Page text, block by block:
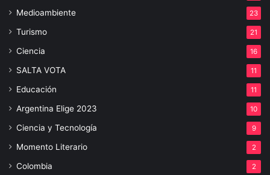
Medioambiente 23
Turismo 21
Ciencia 16
SALTA VOTA 11
Educación 11
Argentina Elige 2023 10
Ciencia y Tecnología 9
Momento Literario 2
Colombia 2